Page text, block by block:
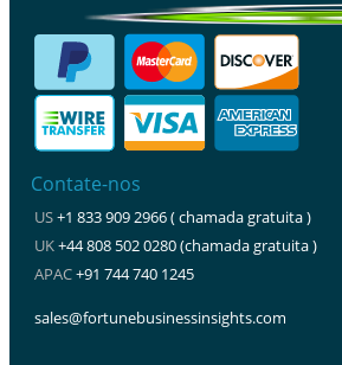
Contate-nos
US+1 833 909 2966 ( chamada gratuita )
UK+44 808 502 0280 (chamada gratuita )
APAC+91 744 740 1245
sales@fortunebusinessinsights.com